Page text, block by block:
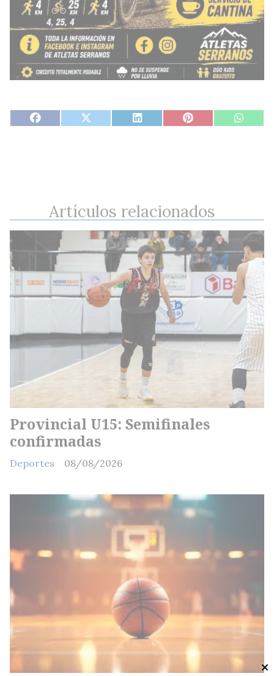
Artículos relacionados
Provincial U15: Semifinales
confirmadas
Deportes 08/08/2026